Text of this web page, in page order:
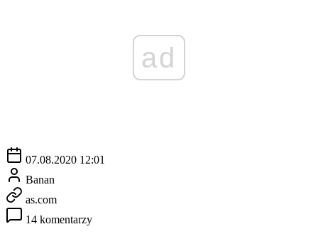
ad
07.08.2020 12:01
Banan
as.com
14 komentarzy